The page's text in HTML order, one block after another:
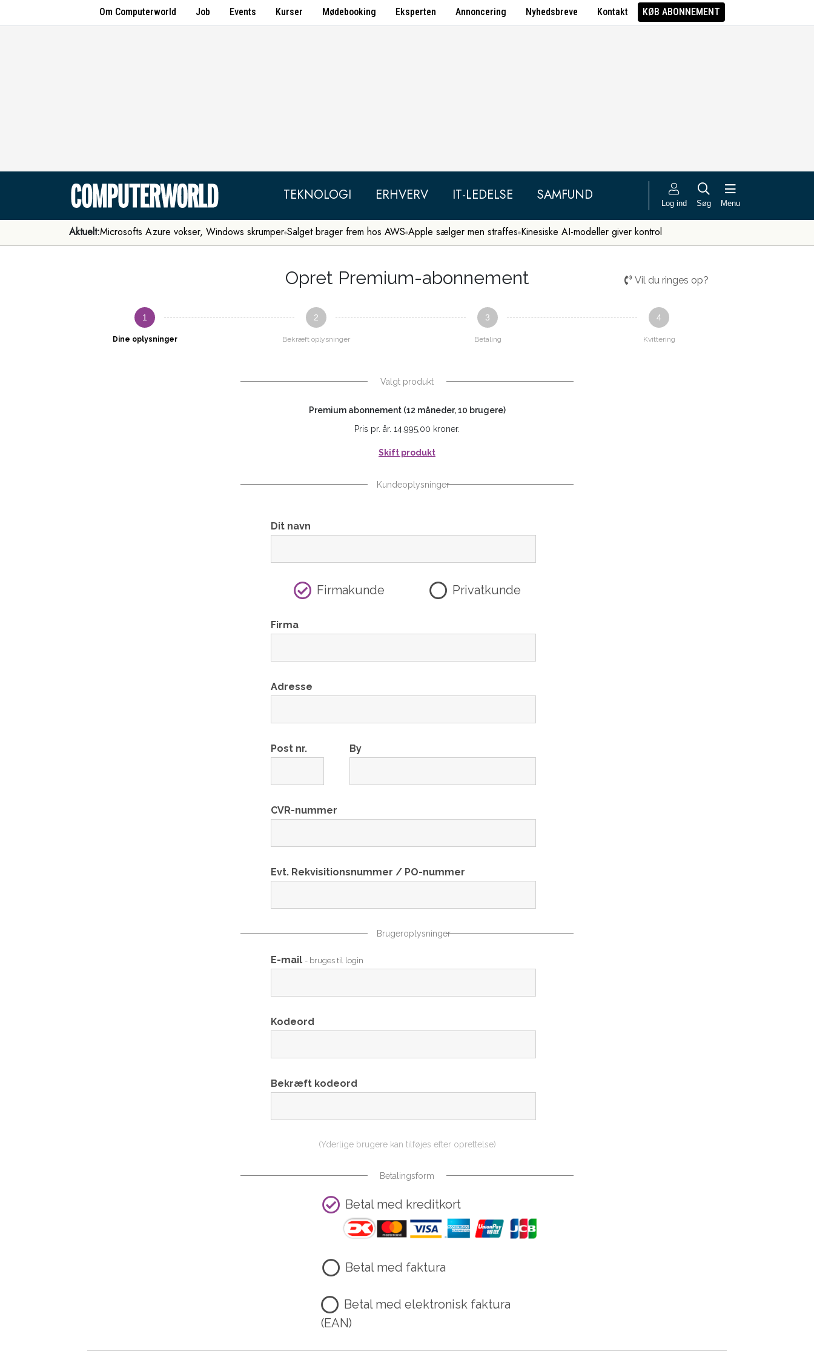
Om Computerworld Job Events Kurser Mødebooking Eksperten Annoncering Nyhedsbreve Kontakt KØB ABONNEMENT
TEKNOLOGI ERHVERV IT-LEDELSE SAMFUND Log ind Søg Menu
Aktuelt:Microsofts Azure vokser, Windows skrumper Salget brager frem hos AWS Apple sælger men straffes Kinesiske AI-modeller giver kontrol
Opret Premium-abonnement Vil du ringes op?
1
Dine oplysninger
2
Bekræft oplysninger
3
Betaling
4
Kvittering
Valgt produkt
Premium abonnement (12 måneder, 10 brugere)
Pris pr. år. 14.995,00 kroner.
Skift produkt
Kundeoplysninger
Dit navn
Firmakunde Privatkunde
Firma
Adresse
Post nr. By
CVR-nummer
Evt. Rekvisitionsnummer / PO-nummer
Brugeroplysninger
E-mail - bruges til login
Kodeord
Bekræft kodeord
(Yderlige brugere kan tilføjes efter oprettelse)
Betalingsform
Betal med kreditkort
Betal med faktura
Betal med elektronisk faktura
(EAN)